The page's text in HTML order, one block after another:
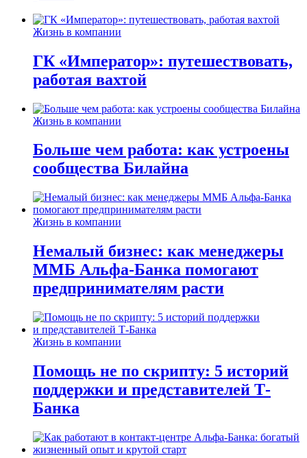
Жизнь в компании
ГК «Император»: путешествовать,
работая вахтой
Жизнь в компании
Больше чем работа: как устроены
сообщества Билайна
Жизнь в компании
Немалый бизнес: как менеджеры
ММБ Альфа-Банка помогают
предпринимателям расти
Жизнь в компании
Помощь не по скрипту: 5 историй
поддержки и представителей Т-
Банка